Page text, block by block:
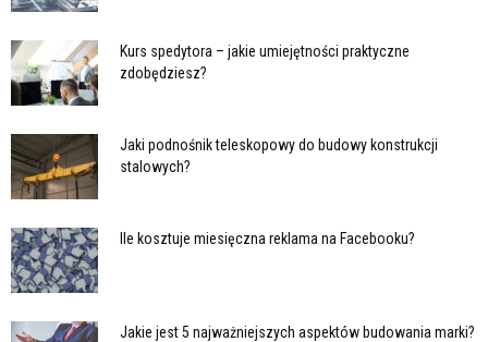
Kurs spedytora – jakie umiejętności praktyczne
zdobędziesz?
Jaki podnośnik teleskopowy do budowy konstrukcji
stalowych?
Ile kosztuje miesięczna reklama na Facebooku?
Jakie jest 5 najważniejszych aspektów budowania marki?